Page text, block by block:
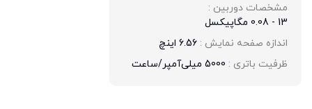
مشخصات دوربین :
13 - 0.08 مگاپیکسل
اندازه صفحه نمایش : 6.56 اینچ
ظرفیت باتری : 5000 میلی‌آمپر/ساعت